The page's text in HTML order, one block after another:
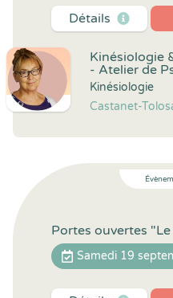
Détails
Kinésiologie
- Atelier de
Kinésiologie
Castanet-
Portes ouvertes
Samedi 19